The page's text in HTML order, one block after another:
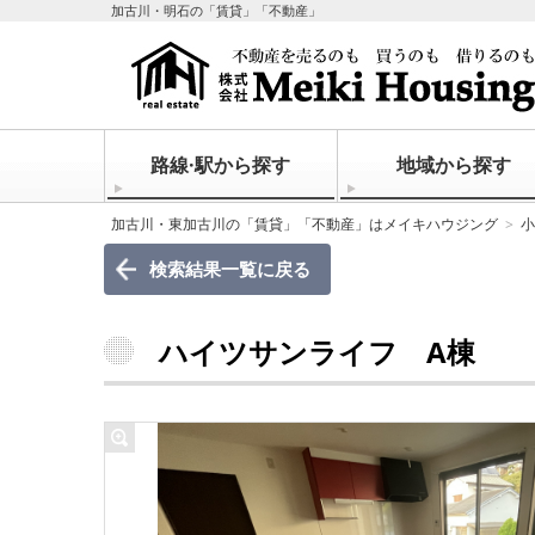
加古川・明石の「賃貸」「不動産」
路線·駅から探す 地域から探す
加古川・東加古川の「賃貸」「不動産」はメイキハウジング
検索結果一覧に戻る
ハイツサンライフ A棟